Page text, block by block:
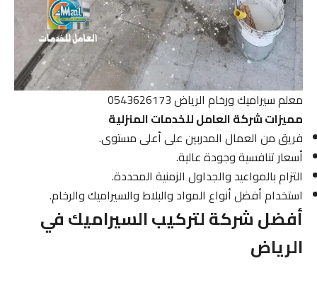
معلم سيراميك ورخام الرياض 0543626173
مميزات شركة العامل للخدمات المنزلية
فريق من العمال المدربين على أعلى مستوى.
أسعار تنافسية وجودة عالية.
التزام بالمواعيد والجداول الزمنية المحددة.
استخدام أفضل أنواع المواد والبلاط والسيراميك والرخام.
أفضل شركة لتركيب السيراميك في
الرياض